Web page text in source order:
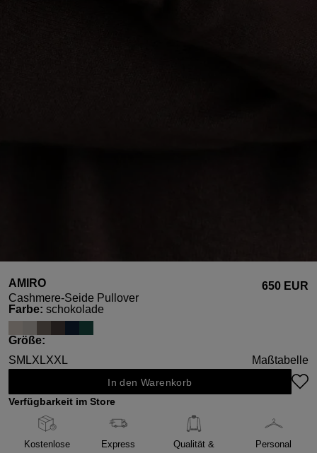
AMIRO
Cashmere-Seide Pullover
650 EUR
Farbeauswählen
: schokolade
Größeauswählen
:
SM LXLXXL Maßtabelle
In den Warenkorb
Verfügbarkeit im Store
Kostenlose
Express
Qualität &
Personal